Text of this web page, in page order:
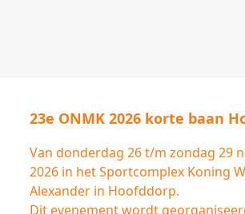
23e ONMK 2026 korte baan
Van donderdag 26 t/m zondag 29
2026 in het Sportcomplex Koning
Alexander in Hoofddorp.
Dit evenement wordt